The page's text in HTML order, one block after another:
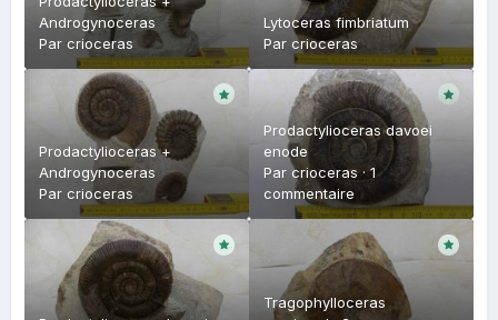
Androgynoceras
Par crioceras
Lytoceras fimbriatum
Par crioceras
Prodactylioceras +
Androgynoceras
Par crioceras
Prodactylioceras davoei
enode
Par crioceras·1
commentaire
Tragophylloceras